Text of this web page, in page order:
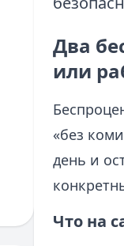
Два
или
«без
день и
Что на